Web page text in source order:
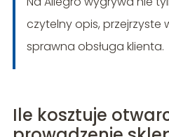
czytelny opis, przejrzyste
sprawna obsługa klienta.
Ile kosztuje